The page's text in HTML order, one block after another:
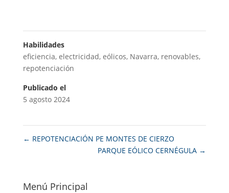
Habilidades
eficiencia, electricidad, eólicos, Navarra, renovables,
repotenciación
Publicado el
5 agosto 2024
← REPOTENCIACIÓN PE MONTES DE CIERZO
PARQUE EÓLICO CERNÉGULA →
Menú Principal